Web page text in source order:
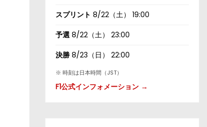
スプリント 8/22（土） 19:00
予選 8/22（土） 23:00
決勝 8/23（日） 22:00
※ 時刻は日本時間（JST）
F1公式インフォメーション →